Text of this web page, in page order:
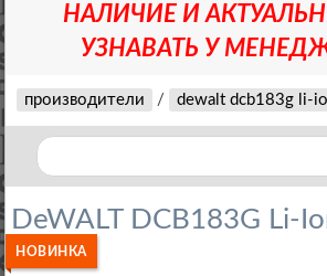
НАЛИЧИЕ И
УЗНАВАТЬ У
производители / dewalt dcb183g li-
DeWALT DCB183G Li-
НОВИНКА